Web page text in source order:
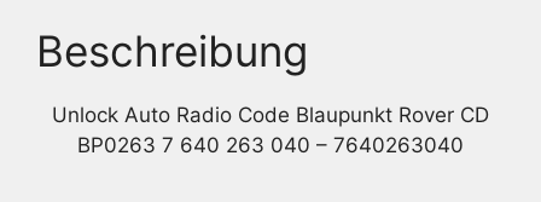
Beschreibung
Unlock Auto Radio Code Blaupunkt Rover CD
BP0263 7 640 263 040 – 7640263040